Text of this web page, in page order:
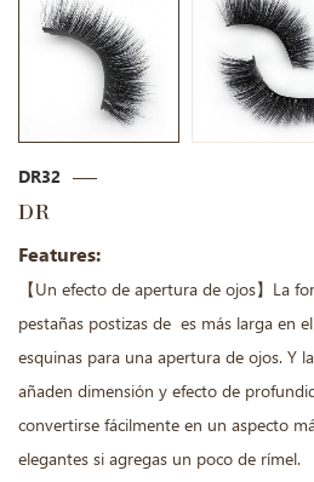
DR32
DR
Features:
【Un efecto de apertura de ojos】La
pestañas postizas de es más larga en
esquinas para una apertura de ojos. Y
añaden dimensión y efecto de
convertirse fácilmente en un aspecto
elegantes si agregas un poco de rímel.